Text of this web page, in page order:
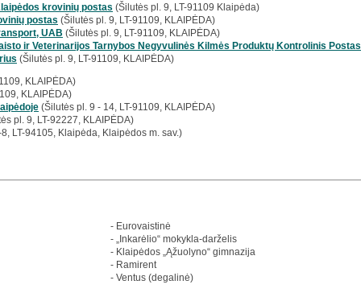
krovinių postas (Šilutės pl. 9, LT-91109 Klaipėda)
postas (Šilutės pl. 9, LT-91109, KLAIPĖDA)
UAB (Šilutės pl. 9, LT-91109, KLAIPĖDA)
ir Veterinarijos Tarnybos Negyvulinės Kilmės Produktų Kontrolinis Postas
(Šilutės pl. 9, LT-91109, KLAIPĖDA)
KLAIPĖDA)
KLAIPĖDA)
(Šilutės pl. 9 - 14, LT-91109, KLAIPĖDA)
pl. 9, LT-92227, KLAIPĖDA)
LT-94105, Klaipėda, Klaipėdos m. sav.)
- Eurovaistinė
- „Inkarėlio“ mokykla-darželis
- Klaipėdos „Ąžuolyno“ gimnazija
- Ramirent
- Ventus (degalinė)